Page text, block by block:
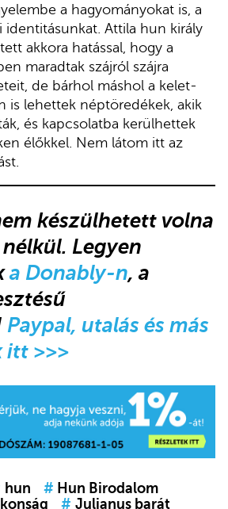
a hagyományokat is, a
identitásunkat. Attila hun király
akkora hatással, hogy a
maradtak szájról szájra
de bárhol máshol a kelet-
is lehettek néptöredékek, akik
és kapcsolatba kerülhettek
élőkkel. Nem látom itt az
készülhetett volna
Legyen
a Donably-n, a
Paypal, utalás és más
itt >>>
hun # Hun Birodalom
# Julianus barát